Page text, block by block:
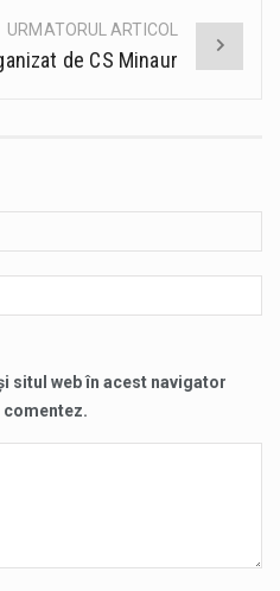
URMATORUL ARTICOL
de CS Minaur
situl web în acest navigator
comentez.